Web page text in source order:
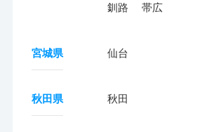
釧路 帯広
宮城県 仙台
秋田県 秋田